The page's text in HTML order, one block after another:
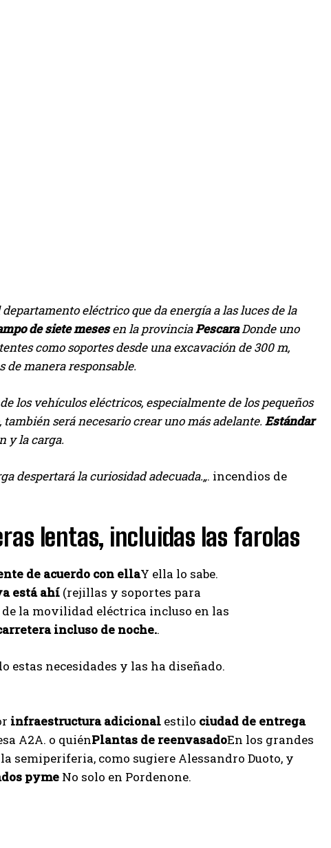
eléctrico que da energía a las luces de la
de siete mesesen la provinciaPescaraDonde uno
como soportes desde una excavación de 300 m,
de manera responsable.
los vehículos eléctricos, especialmente de los pequeños
también será necesario crear uno más adelante.Estándar
y la carga.
despertará la curiosidad adecuada.„. incendios de
lentas, incluidas las farolas
de acuerdo con ellaY ella lo sabe.
está ahí (rejillas y soportes para
la movilidad eléctrica incluso en las
incluso de noche..
estas necesidades y las ha diseñado.
infraestructura adicional estilo ciudad de entrega
A2A. o quiénPlantas de reenvasadoEn los grandes
semiperiferia, como sugiere Alessandro Duoto, y
pyme No solo en Pordenone.